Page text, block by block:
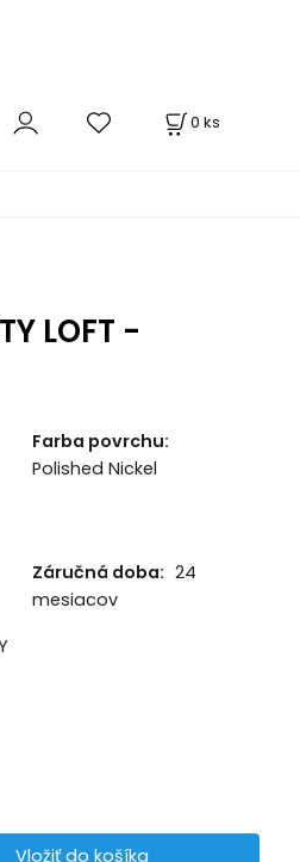
0 ks
LOFT -
Farba povrchu:
Polished Nickel
Záručná doba: 24
mesiacov